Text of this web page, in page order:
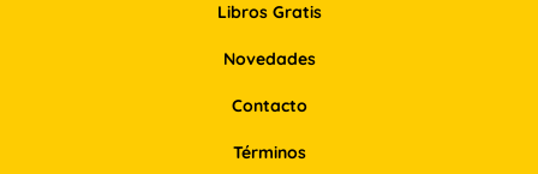
Libros Gratis
Novedades
Contacto
Términos